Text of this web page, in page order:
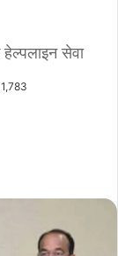
सेवा
1,783